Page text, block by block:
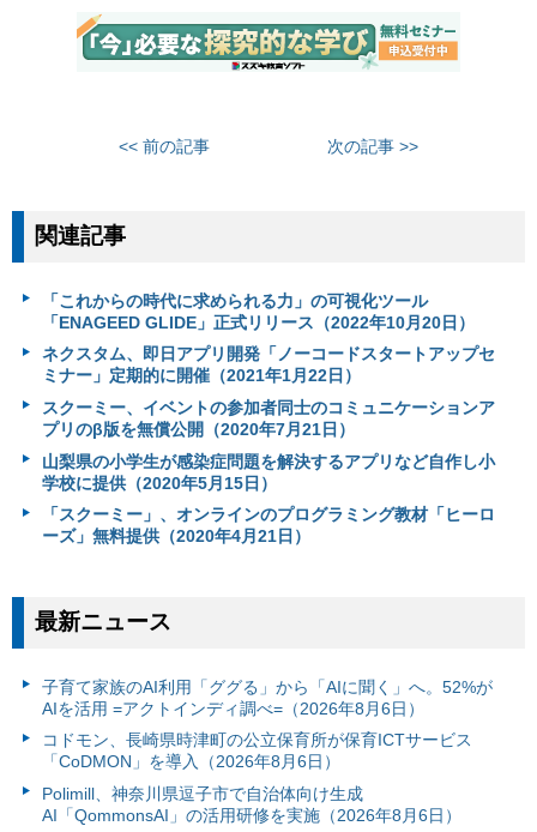
<< 前の記事 次の記事 >>
関連記事
「これからの時代に求められる力」の可視化ツール
「ENAGEED GLIDE」正式リリース（2022年10月20日）
ネクスタム、即日アプリ開発「ノーコードスタートアップセ
ミナー」定期的に開催（2021年1月22日）
スクーミー、イベントの参加者同士のコミュニケーションア
プリのβ版を無償公開（2020年7月21日）
山梨県の小学生が感染症問題を解決するアプリなど自作し小
学校に提供（2020年5月15日）
「スクーミー」、オンラインのプログラミング教材「ヒーロ
ーズ」無料提供（2020年4月21日）
最新ニュース
子育て家族のAI利用「ググる」から「AIに聞く」へ。52%が
AIを活用 =アクトインディ調べ=（2026年8月6日）
コドモン、長崎県時津町の公立保育所が保育ICTサービス
「CoDMON」を導入（2026年8月6日）
Polimill、神奈川県逗子市で自治体向け生成
AI「QommonsAI」の活用研修を実施（2026年8月6日）